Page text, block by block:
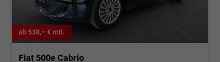
ab 538,– € mtl.
Fiat 500e Cabrio